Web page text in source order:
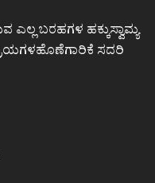
ಎಲ್ಲ ಬರಹಗಳ ಹಕ್ಕುಸ್ವಾಮ್ಯ
ಸದರಿ